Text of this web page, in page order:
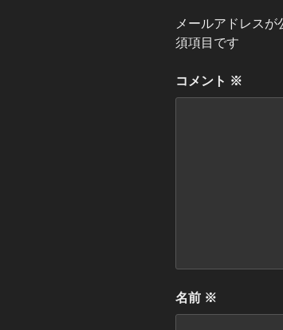
メールアドレスが
須項目です
コメント ※
名前 ※